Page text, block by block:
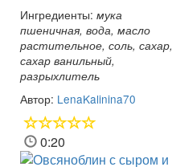
Ингредиенты: мука
пшеничная, вода, масло
растительное, соль, сахар,
сахар ванильный,
разрыхлитель
Автор: LenaKalinina70
0:20